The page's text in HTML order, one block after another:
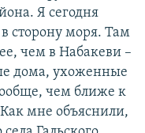
Я сегодня
сторону моря. Там
чем в Набакеви –
дома, ухоженные
чем ближе к
мне объяснили,